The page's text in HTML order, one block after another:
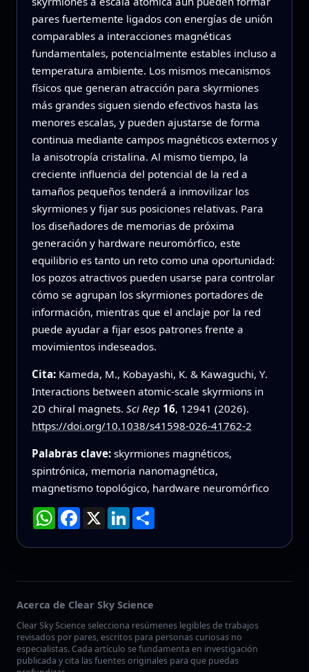
pares fuertemente ligados con energías de unión
comparables a interacciones magnéticas
fundamentales, potencialmente estables incluso a
temperatura ambiente. Los mismos mecanismos
físicos que generan atracción para skyrmiones
más grandes siguen siendo efectivos hasta las
menores escalas, y pueden ajustarse de forma
continua mediante campos magnéticos externos y
la anisotropía cristalina. Al mismo tiempo, la
creciente influencia del potencial de la red a
tamaños pequeños tenderá a inmovilizar los
skyrmiones y fijar sus posiciones relativas. Para
los diseñadores de memorias de próxima
generación y hardware neuromórfico, este
equilibrio es tanto un reto como una oportunidad:
los pozos atractivos pueden usarse para controlar
cómo se agrupan los skyrmiones portadores de
información, mientras que el anclaje por la red
puede ayudar a fijar esos patrones frente a
movimientos indeseados.
Cita: Kameda, M., Kobayashi, K. & Kawaguchi, Y.
Interactions between atomic-scale skyrmions in
2D chiral magnets. Sci Rep 16, 12941 (2026).
https://doi.org/10.1038/s41598-026-41762-2
Palabras clave: skyrmiones magnéticos,
spintrónica, memoria nanomagnética,
magnetismo topológico, hardware neuromórfico
WhatsApp
Facebook
X LinkedInCompartir
Acerca de Clear Sky Science
Clear Sky Science selecciona resúmenes legibles de trabajos
revisados por pares, escritos para personas curiosas no
especialistas. Cada artículo se fundamenta en investigación
publicada y cita las fuentes originales para que puedas